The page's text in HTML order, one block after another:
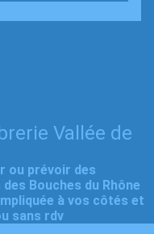
Vallée de
ou prévoir des
Bouches du Rhône
à vos côtés et
sans rdv